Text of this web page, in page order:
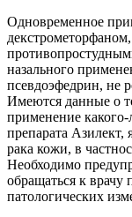
Одновременное
назального
псевдоэфедрин, не
Имеются данные о
применение какого-
препарата Азилект,
рака кожи, в
Необходимо
обращаться к
патологических